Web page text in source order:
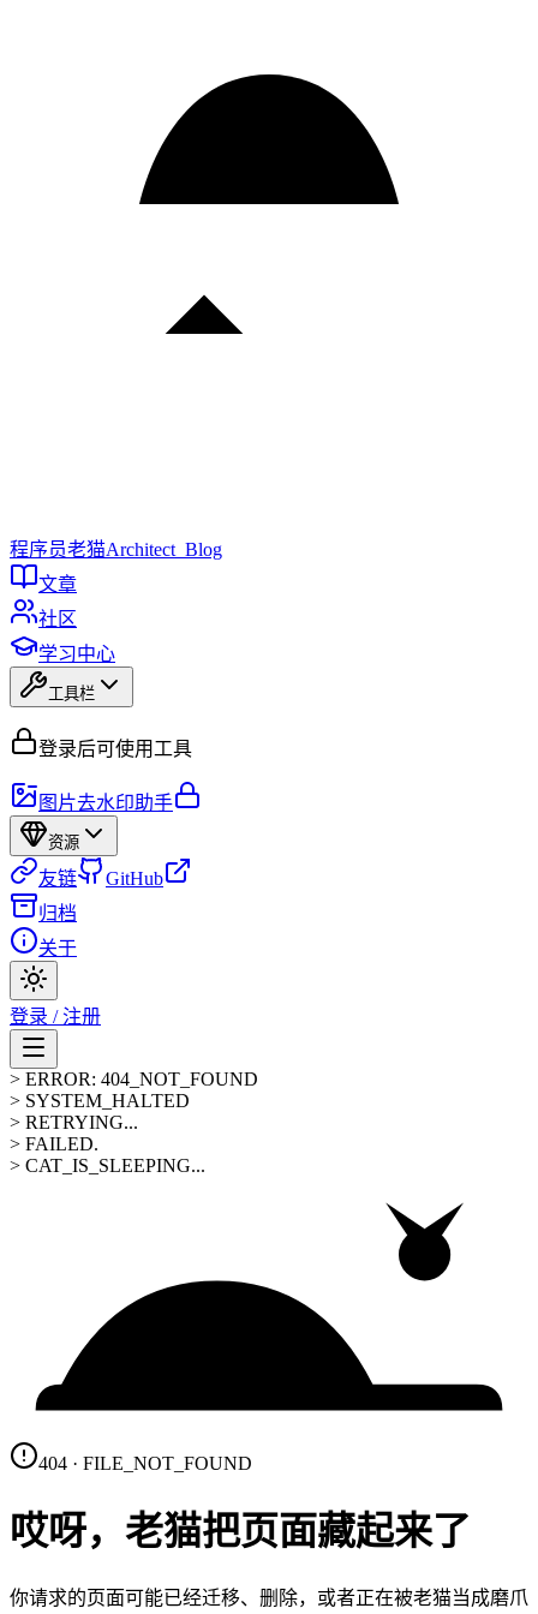
程序员老猫Architect_Blog
文章
社区
学习中心
工具栏
登录后可使用工具
图片去水印助手
资源
友链
GitHub
归档
关于
登录 / 注册
> ERROR: 404_NOT_FOUND
> SYSTEM_HALTED
> RETRYING...
> FAILED.
> CAT_IS_SLEEPING...
404 · FILE_NOT_FOUND
哎呀，老猫把页面藏起来了
你请求的页面可能已经迁移、删除，或者正在被老猫当成磨爪